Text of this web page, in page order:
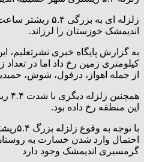
اندیمشک خوزستان را لرزاند.
کیلومتری زمین رخ داد اما در
از جمله اهواز، دزفول، شوش،
این منطقه رخ داده بود.
با
احتمال وارد شدن خسارت به
گرمسیری اندیمشک وجود دارد